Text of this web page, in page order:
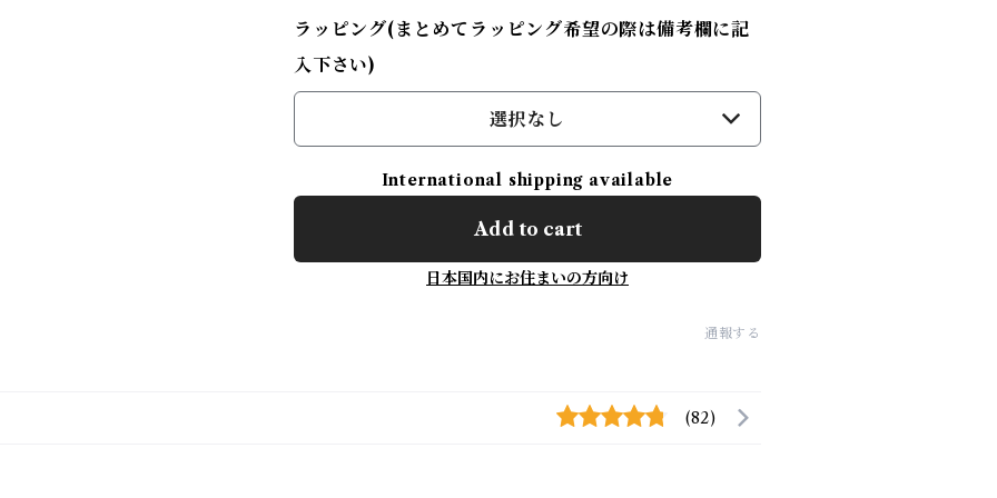
ラッピング(まとめてラッピング希望の際は備考欄に記
入下さい)
選択なし
International shipping available
Add to cart
日本国内にお住まいの方向け
通報する
(82)